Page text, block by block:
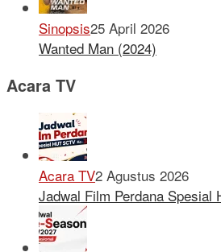
Sinopsis25 April 2026
Wanted Man (2024)
Acara TV
Acara TV2 Agustus 2026
Jadwal Film Perdana Spesial